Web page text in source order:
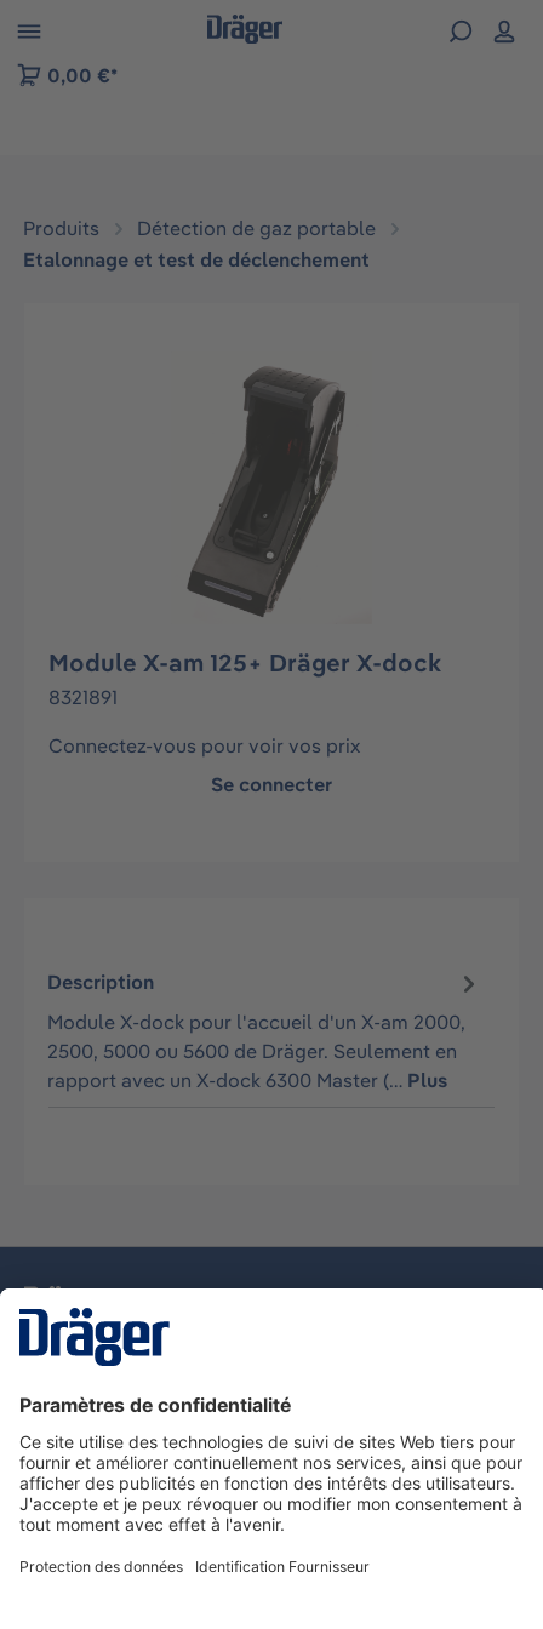
to B2B platform navigation
0,00 €*
Produits
Détection de gaz portable
Etalonnage et test de déclenchement
Ignorer la galerie d'images
Module X-am 125+ Dräger X-dock
8321891
Connectez-vous pour voir vos prix
Se connecter
Description
Module X-dock pour l'accueil d'un X-am 2000,
2500, 5000 ou 5600 de Dräger. Seulement en
rapport avec un X-dock 6300 Master (… Plus
Nous contacter
Service de e-commande Dräger
Informations sur les produits